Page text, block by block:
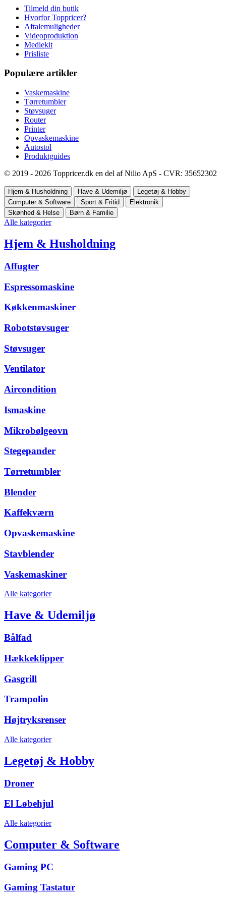
Tilmeld din butik
Hvorfor Toppricer?
Aftalemuligheder
Videoproduktion
Mediekit
Prisliste
Populære artikler
Vaskemaskine
Tørretumbler
Støvsuger
Router
Printer
Opvaskemaskine
Autostol
Produktguides
© 2019 - 2026 Toppricer.dk en del af Nilio ApS - CVR: 35652302
Hjem & Husholdning Have & Udemiljø
Legetøj & Hobby
Computer & Software
Sport & Fritid
Elektronik
Skønhed & Helse
Børn & Familie
Alle kategorier
Hjem & Husholdning
Affugter
Espressomaskine
Køkkenmaskiner
Robotstøvsuger
Støvsuger
Ventilator
Aircondition
Ismaskine
Mikrobølgeovn
Stegepander
Tørretumbler
Blender
Kaffekværn
Opvaskemaskine
Stavblender
Vaskemaskiner
Alle kategorier
Have & Udemiljø
Bålfad
Hækkeklipper
Gasgrill
Trampolin
Højtryksrenser
Alle kategorier
Legetøj & Hobby
Droner
El Løbehjul
Alle kategorier
Computer & Software
Gaming PC
Gaming Tastatur